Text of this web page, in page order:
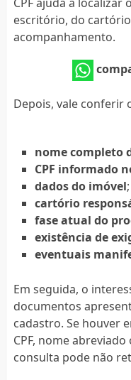
escritório, do
acompanhamento.
Depois, vale conferir
nome completo
CPF informado
dados do imóvel;
cartório
fase atual do
existência de
eventuais
Em seguida, o
documentos
cadastro. Se houver
CPF, nome
consulta pode não